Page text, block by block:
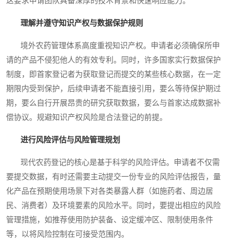
理解并遵守知识产权与数据保护规则
境外农药管理体系高度重视知识产权。申请者必须确保所申
请的产品不侵犯他人的有效专利。同时，许多国家实行数据保护
制度，即首家登记者为获取登记而提交的某些核心数据，在一定
期限内受到保护，后续申请者不能直接引用，要么等待保护期过
期，要么自行开展昂贵的研究获取数据，要么与首家达成数据补
偿协议。规避知识产权风险是合法登记的前提。
进行风险评估与风险管理规划
现代农药登记的核心是基于科学的风险评估。申请者不仅需
要提交数据，有时还需要主动提交一份专业的风险评估报告，量
化产品在预期使用场景下对各类暴露人群（如施药者、周边居
民、消费者）及环境要素的风险水平。同时，要提出相应的风险
管理措施，如推荐使用防护装备、设定缓冲区、限制使用条件
等，以将风险控制在可接受范围内。